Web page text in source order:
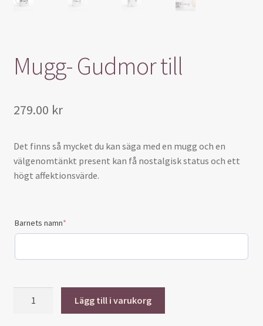
Mugg- Gudmor till
279.00 kr
Det finns så mycket du kan säga med en mugg och en
välgenomtänkt present kan få nostalgisk status och ett
högt affektionsvärde.
Barnets namn*
Lägg till i varukorg